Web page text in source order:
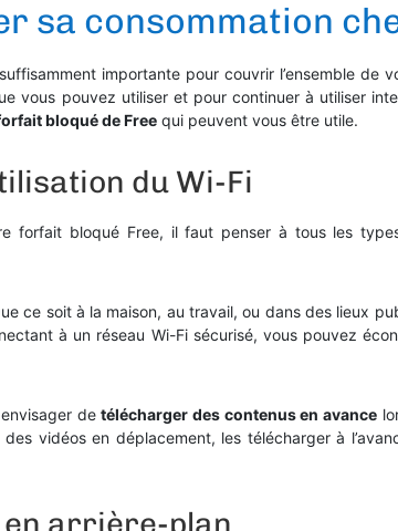
sa consommation
importante pour couvrir l’ensemble de
vous pouvez utiliser et pour continuer à utiliser
bloqué de Free qui peuvent vous être utile.
du Wi-Fi
forfait bloqué Free, il faut penser à tous les
ce soit à la maison, au travail, ou dans des lieux
à un réseau Wi-Fi sécurisé, vous pouvez
envisager detélécharger des contenus en avance
vidéos en déplacement, les télécharger à